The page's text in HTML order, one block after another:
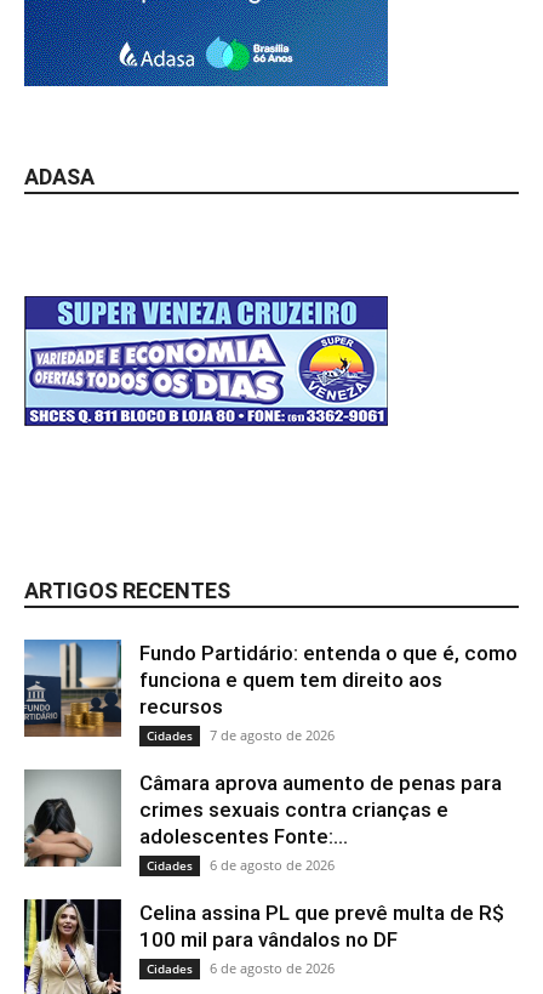
ADASA
ARTIGOS RECENTES
Fundo Partidário: entenda o que é, como
funciona e quem tem direito aos
recursos
Cidades 7 de agosto de 2026
Câmara aprova aumento de penas para
crimes sexuais contra crianças e
adolescentes Fonte:...
Cidades 6 de agosto de 2026
Celina assina PL que prevê multa de R$
100 mil para vândalos no DF
Cidades 6 de agosto de 2026